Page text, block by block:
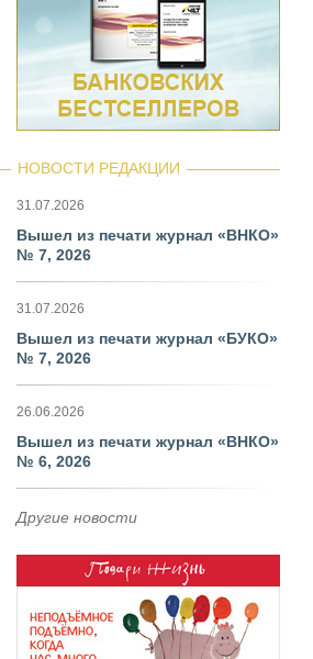
НОВОСТИ РЕДАКЦИИ
31.07.2026
Вышел из печати журнал «ВНКО»
№ 7, 2026
31.07.2026
Вышел из печати журнал «БУКО»
№ 7, 2026
26.06.2026
Вышел из печати журнал «ВНКО»
№ 6, 2026
Другие новости